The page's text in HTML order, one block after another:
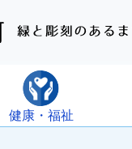
健康・福祉